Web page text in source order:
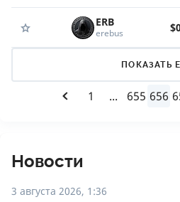
ERB
erebus
ПОКАЗАТЬ
1 ... 655 656
Новости
3 августа 2026, 1:36